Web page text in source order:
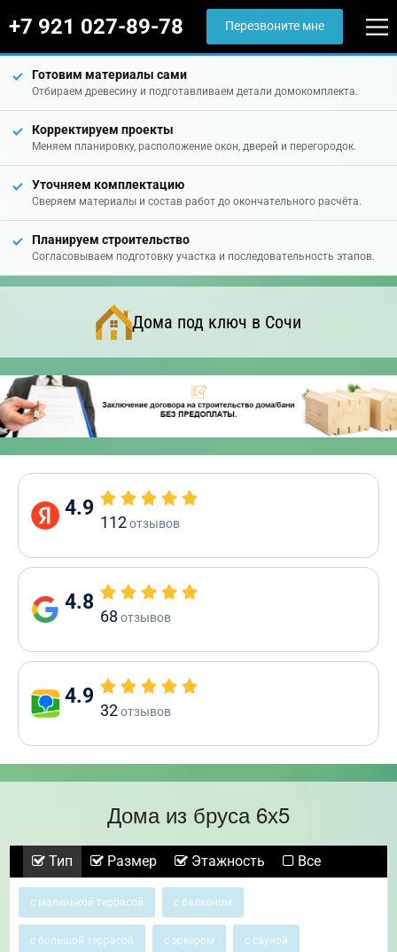
+7 921 027-89-78 Перезвоните мне
Готовим материалы сами
Отбираем древесину и подготавливаем детали домокомплекта.
Корректируем проекты
Меняем планировку, расположение окон, дверей и перегородок.
Уточняем комплектацию
Сверяем материалы и состав работ до окончательного расчёта.
Планируем строительство
Согласовываем подготовку участка и последовательность этапов.
Дома под ключ в Сочи
4.9
112отзывов
4.8
68 отзывов
4.9
32отзывов
Дома из бруса 6х5
Тип Размер Этажность Все
с маленькой террасой с балконом
с большой террасой с эркером с сауной